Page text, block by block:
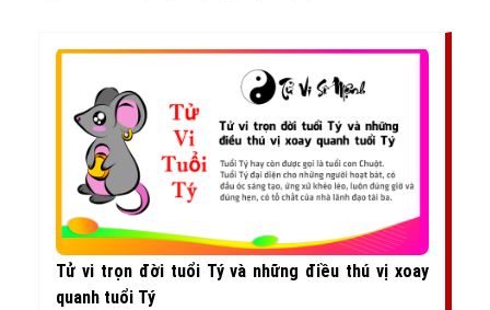
Tử vi trọn đời tuổi Tý và những điều thú vị xoay
quanh tuổi Tý